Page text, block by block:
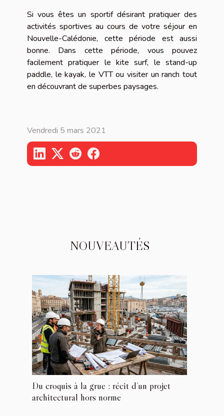
Si vous êtes un sportif désirant pratiquer des
activités sportives au cours de votre séjour en
Nouvelle-Calédonie, cette période est aussi
bonne. Dans cette période, vous pouvez
facilement pratiquer le kite surf, le stand-up
paddle, le kayak, le VTT ou visiter un ranch tout
en découvrant de superbes paysages.
Vendredi 5 mars 2021
NOUVEAUTÉS
Du croquis à la grue : récit d’un projet
architectural hors norme